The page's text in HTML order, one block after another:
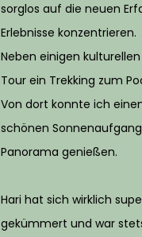
sorglos auf die neuen
Erlebnisse konzentrieren.
Neben einigen
Tour ein Trekking zum
Von dort konnte ich
schönen
Panorama genießen.
Hari hat sich wirklich
gekümmert und war